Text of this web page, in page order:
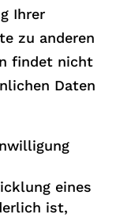
Ihrer
zu anderen
findet nicht
Daten
eines
ist,